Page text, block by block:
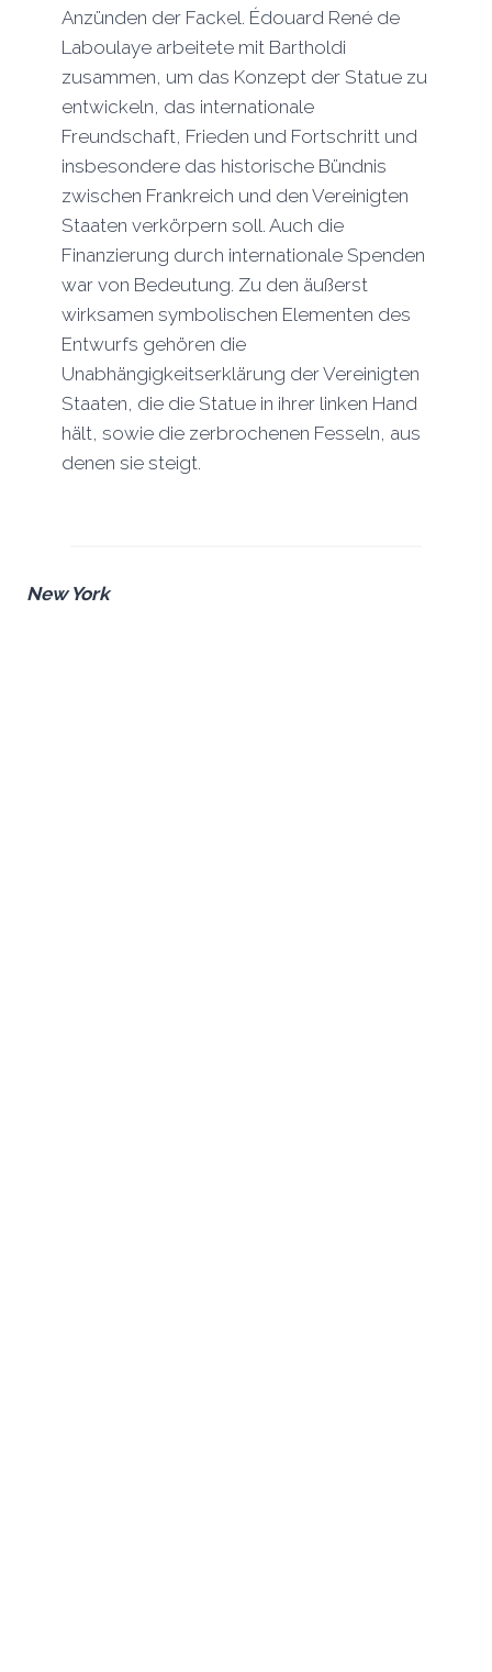
Anzünden der Fackel. Édouard René de
Laboulaye arbeitete mit Bartholdi
zusammen, um das Konzept der Statue zu
entwickeln, das internationale
Freundschaft, Frieden und Fortschritt und
insbesondere das historische Bündnis
zwischen Frankreich und den Vereinigten
Staaten verkörpern soll. Auch die
Finanzierung durch internationale Spenden
war von Bedeutung. Zu den äußerst
wirksamen symbolischen Elementen des
Entwurfs gehören die
Unabhängigkeitserklärung der Vereinigten
Staaten, die die Statue in ihrer linken Hand
hält, sowie die zerbrochenen Fesseln, aus
denen sie steigt.
New York